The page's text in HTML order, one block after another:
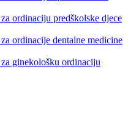
ordinaciju predškolske djece
ordinacije dentalne medicine
ginekološku ordinaciju